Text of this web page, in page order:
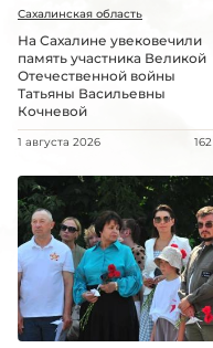
Сахалинская область
На Сахалине увековечили
память участника Великой
Отечественной войны
Татьяны Васильевны
Кочневой
1 августа 2026 162